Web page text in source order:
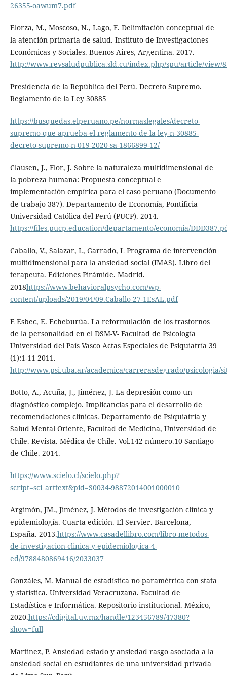
26355-oawum7.pdf
Elorza, M., Moscoso, N., Lago, F. Delimitación conceptual de
la atención primaria de salud. Instituto de Investigaciones
Económicas y Sociales. Buenos Aires, Argentina. 2017.
http://www.revsaludpublica.sld.cu/index.php/spu/article/view/
Presidencia de la República del Perú. Decreto Supremo.
Reglamento de la Ley 30885
https://busquedas.elperuano.pe/normaslegales/decreto-
supremo-que-aprueba-el-reglamento-de-la-ley-n-30885-
decreto-supremo-n-019-2020-sa-1866899-12/
Clausen, J., Flor, J. Sobre la naturaleza multidimensional de
la pobreza humana: Propuesta conceptual e
implementación empírica para el caso peruano (Documento
de trabajo 387). Departamento de Economía, Pontificia
Universidad Católica del Perú (PUCP). 2014.
https://files.pucp.education/departamento/economia/
Caballo, V., Salazar, I., Garrado, L Programa de intervención
multidimensional para la ansiedad social (IMAS). Libro del
terapeuta. Ediciones Pirámide. Madrid.
2018https://www.behavioralpsycho.com/wp-
content/uploads/2019/04/09.Caballo-27-1EsAL.pdf
E Esbec, E. Echeburúa. La reformulación de los trastornos
de la personalidad en el DSM-V- Facultad de Psicología
Universidad del País Vasco Actas Especiales de Psiquiatría 39
(1):1-11 2011.
http://www.psi.uba.ar/academica/carrerasdegrado/psicologia/
Botto, A., Acuña, J., Jiménez, J. La depresión como un
diagnóstico complejo. Implicancias para el desarrollo de
recomendaciones clínicas. Departamento de Psiquiatría y
Salud Mental Oriente, Facultad de Medicina, Universidad de
Chile. Revista. Médica de Chile. Vol.142 número.10 Santiago
de Chile. 2014.
https://www.scielo.cl/scielo.php?
script=sci_arttext&pid=S0034-98872014001000010
Argimón, JM., Jiménez, J. Métodos de investigación clínica y
epidemiología. Cuarta edición. El Servier. Barcelona,
España. 2013.https://www.casadellibro.com/libro-metodos-
de-investigacion-clinica-y-epidemiologica-4-
ed/9788480869416/2033037
Gonzáles, M. Manual de estadística no paramétrica con stata
y statística. Universidad Veracruzana. Facultad de
Estadística e Informática. Repositorio institucional. México,
2020.https://cdigital.uv.mx/handle/123456789/47380?
show=full
Martinez, P. Ansiedad estado y ansiedad rasgo asociada a la
ansiedad social en estudiantes de una universidad privada